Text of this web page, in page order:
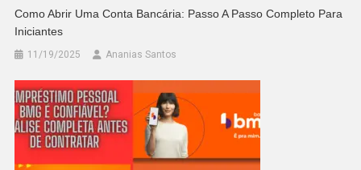
Como Abrir Uma Conta Bancária: Passo A Passo Completo Para
Iniciantes
11/19/2025 Ananias Santos